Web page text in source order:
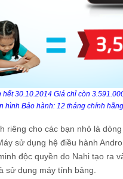
30.10.2014 Giá chỉ còn
hình Bảo hành: 12 tháng chính
riêng cho các bạn nhỏ là
sử dụng hệ điều hành
độc quyền do Nahi tạo ra
sử dụng máy tính bảng.